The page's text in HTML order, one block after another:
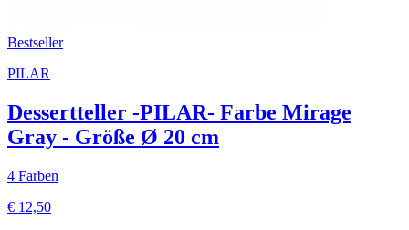
Bestseller
PILAR
Dessertteller -PILAR- Farbe Mirage
Gray - Größe Ø 20 cm
4 Farben
€ 12,50